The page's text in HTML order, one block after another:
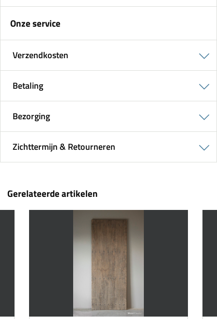
Onze service
Verzendkosten
Betaling
Bezorging
Zichttermijn & Retourneren
Gerelateerde artikelen